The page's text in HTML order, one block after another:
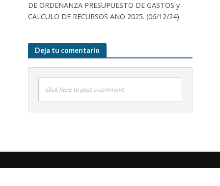
DE ORDENANZA PRESUPUESTO DE GASTOS y
CALCULO DE RECURSOS AÑO 2025. (06/12/24)
Deja tu comentario
Click here to post a comment